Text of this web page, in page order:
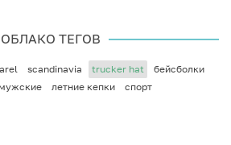
ОБЛАКО ТЕГОВ
scandinavia trucker hat
бейсболки
летние кепки спорт